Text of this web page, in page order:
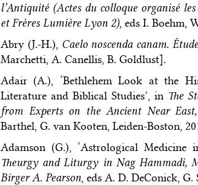
l’Antiquité (Actes du colloque organisé
et Frères Lumière Lyon 2), eds I. Boehm,
Abry (J.-H.), Caelo noscenda canam.
Marchetti, A. Canellis, B. Goldlust].
Adair (A.), ‘Bethlehem Look at the
Literature and Biblical Studies’, in The
from Experts on the Ancient Near
Barthel, G. van Kooten, Leiden-Boston,
Adamson (G.), ‘Astrological
Theurgy and Liturgy in Nag Hammadi,
Birger A. Pearson, eds A. D. DeConick, G.